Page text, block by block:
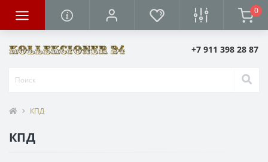
0
+7 911 398 28 87
КПД
КПД